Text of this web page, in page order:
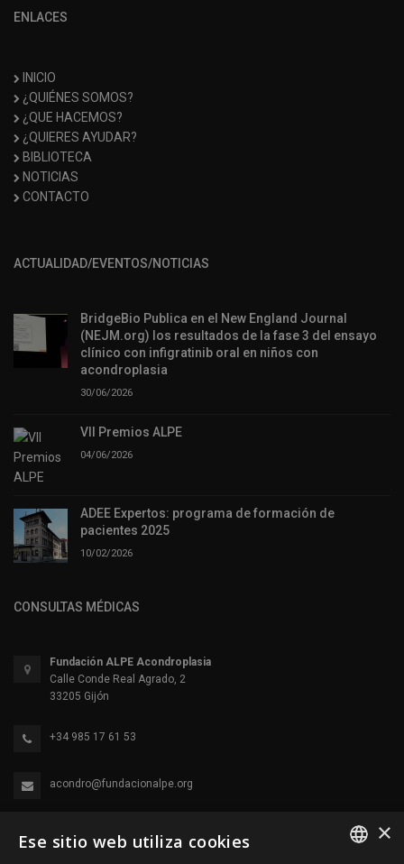
ENLACES
INICIO
¿QUIÉNES SOMOS?
¿QUE HACEMOS?
¿QUIERES AYUDAR?
BIBLIOTECA
NOTICIAS
CONTACTO
ACTUALIDAD/EVENTOS/NOTICIAS
BridgeBio Publica en el New England Journal
(NEJM.org) los resultados de la fase 3 del ensayo
clínico con infigratinib oral en niños con
acondroplasia
30/06/2026
VII Premios ALPE
04/06/2026
ADEE Expertos: programa de formación de
pacientes 2025
10/02/2026
CONSULTAS MÉDICAS
Fundación ALPE Acondroplasia
Calle Conde Real Agrado, 2
33205 Gijón
+34 985 17 61 53
acondro@fundacionalpe.org
×
Ese sitio web utiliza cookies